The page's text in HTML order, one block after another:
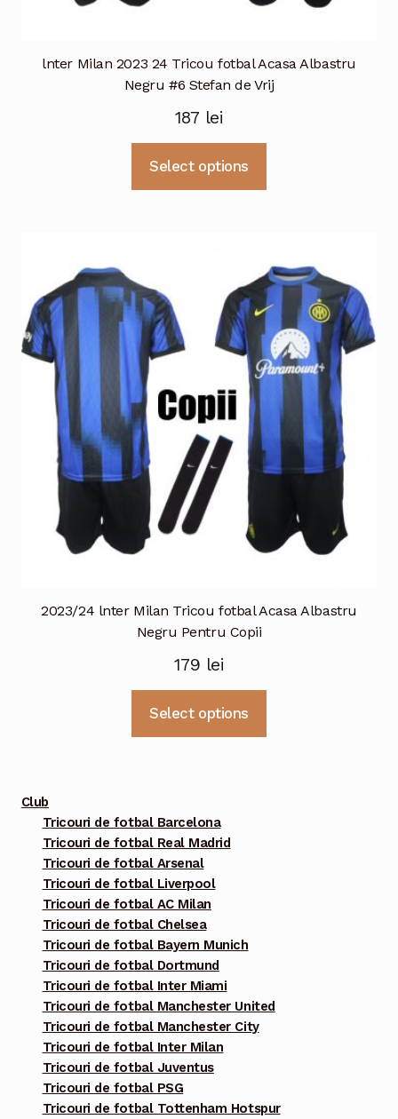
lnter Milan 2023 24 Tricou fotbal Acasa Albastru
Negru #6 Stefan de Vrij
187 lei
Select options
variații.
Opțiunile
pot
fi
alese
pagina
produsului.
2023/24 lnter Milan Tricou fotbal Acasa Albastru
Negru Pentru Copii
179 lei
Select options
Club
Tricouri de fotbal Barcelona
Tricouri de fotbal Real Madrid
Tricouri de fotbal Arsenal
Tricouri de fotbal Liverpool
Tricouri de fotbal AC Milan
Tricouri de fotbal Chelsea
Tricouri de fotbal Bayern Munich
Tricouri de fotbal Dortmund
Tricouri de fotbal Inter Miami
Tricouri de fotbal Manchester United
Tricouri de fotbal Manchester City
Tricouri de fotbal Inter Milan
Tricouri de fotbal Juventus
Tricouri de fotbal PSG
Tricouri de fotbal Tottenham Hotspur